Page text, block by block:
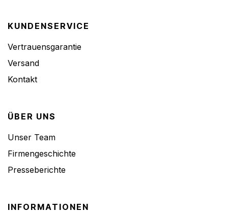
KUNDENSERVICE
Vertrauensgarantie
Versand
Kontakt
ÜBER UNS
Unser Team
Firmengeschichte
Presseberichte
INFORMATIONEN